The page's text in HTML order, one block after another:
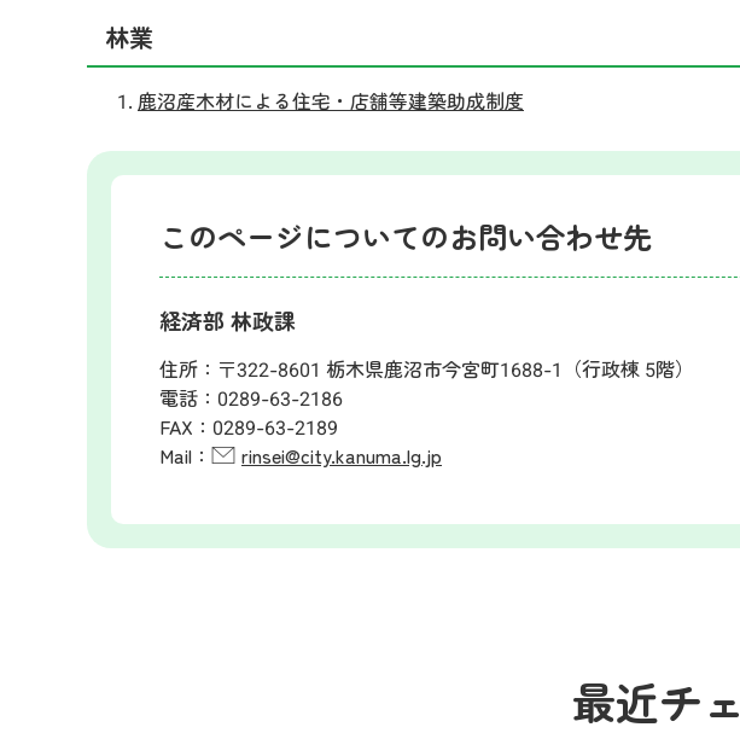
林業
鹿沼産木材による住宅・店舗等建築助成制度
このページについてのお問い合わせ先
経済部 林政課
住所： 〒322-8601 栃木県鹿沼市今宮町1688-1（行政棟 5階）
電話： 0289-63-2186
FAX： 0289-63-2189
Mail：
rinsei@city.kanuma.lg.jp
最近チ